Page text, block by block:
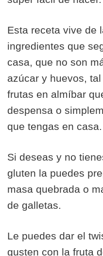
Esta receta vive de
ingredientes que
casa, que no son
azúcar y huevos,
frutas en almíbar
despensa o
que tengas en casa.
Si deseas y no
gluten la puedes
masa quebrada o
de galletas.
Le puedes dar el
gusten con la fruta